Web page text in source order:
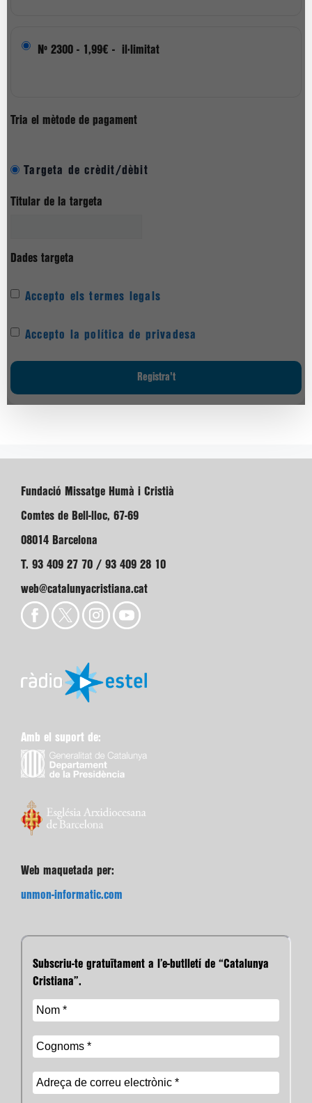
Nº 2300 - 1,99€ - il·limitat
Tria el mètode de pagament
Targeta de crèdit/dèbit
Titular de la targeta
Dades targeta
Accepto els termes legals
Accepto la política de privadesa
Fundació Missatge Humà i Cristià
Comtes de Bell-lloc, 67-69
08014 Barcelona
T. 93 409 27 70 / 93 409 28 10
web@catalunyacristiana.cat
Amb el suport de:
Web maquetada per:
unmon-informatic.com
Subscriu-te gratuïtament a l’e-butlletí de “Catalunya
Cristiana”.